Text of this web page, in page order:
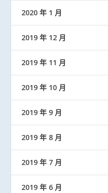
2020 年 1 月
2019 年 12 月
2019 年 11 月
2019 年 10 月
2019 年 9 月
2019 年 8 月
2019 年 7 月
2019 年 6 月